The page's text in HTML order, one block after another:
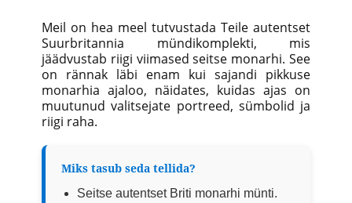
Meil on hea meel tutvustada Teile autentset
Suurbritannia mündikomplekti, mis
jäädvustab riigi viimased seitse monarhi. See
on rännak läbi enam kui sajandi pikkuse
monarhia ajaloo, näidates, kuidas ajas on
muutunud valitsejate portreed, sümbolid ja
riigi raha.
Miks tasub seda tellida?
Seitse autentset Briti monarhi münti.